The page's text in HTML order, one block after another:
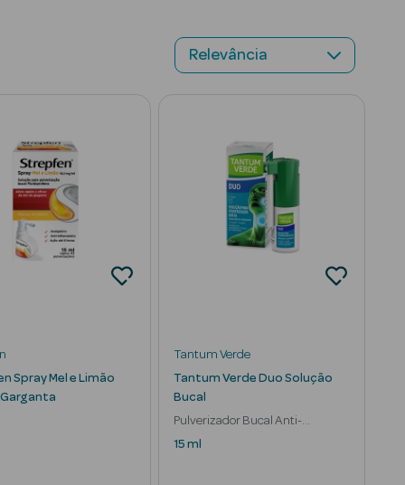
Spray Mel e Limão
Tantum Verde
Tantum Verde Duo Solução
Bucal
Pulverizador Bucal Anti-
Inflamatório
15 ml